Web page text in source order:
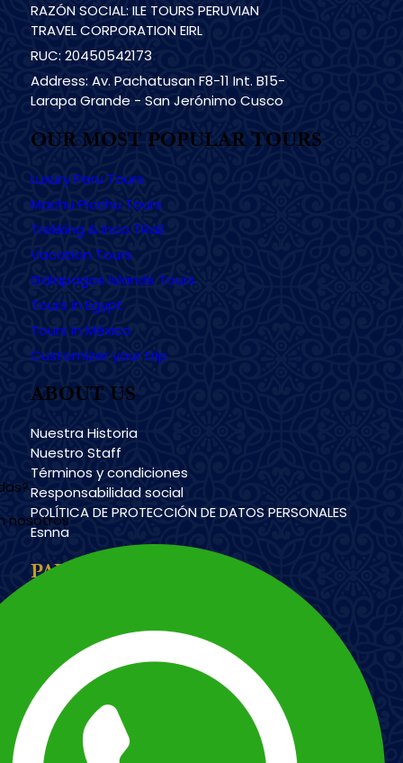
nosotros
RAZÓN SOCIAL: ILE TOURS PERUVIAN
TRAVEL CORPORATION EIRL
RUC: 20450542173
Address: Av. Pachatusan F8-11 Int. B15-
Larapa Grande - San Jerónimo Cusco
OUR MOST POPULAR TOURS
Luxury Peru Tours
Machu Picchu Tours
Trekking & Inca TRail
Vacation Tours
Galapagos Islands Tours
Tours in Egypt
Tours in México
Customizer your trip
ABOUT US
Nuestra Historia
Nuestro Staff
Términos y condiciones
Responsabilidad social
POLÍTICA DE PROTECCIÓN DE DATOS PERSONALES
Esnna
PAYMENT METHODS
Imagen